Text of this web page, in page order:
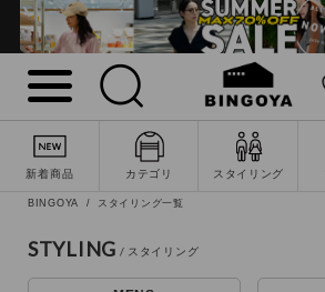
新着商品 カテゴリ スタイリング
詳細検索
BINGOYA スタイリング一覧
STYLING